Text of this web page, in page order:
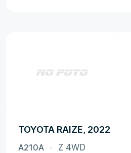
TOYOTA RAIZE, 2022
A210A Z 4WD